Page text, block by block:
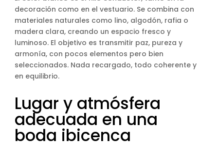
decoración como en el vestuario. Se combina con
materiales naturales como lino, algodón, rafia o
madera clara, creando un espacio fresco y
luminoso. El objetivo es transmitir paz, pureza y
armonía, con pocos elementos pero bien
seleccionados. Nada recargado, todo coherente y
en equilibrio.
Lugar y atmósfera
adecuada en una
boda ibicenca